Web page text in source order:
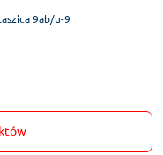
9ab/u-9